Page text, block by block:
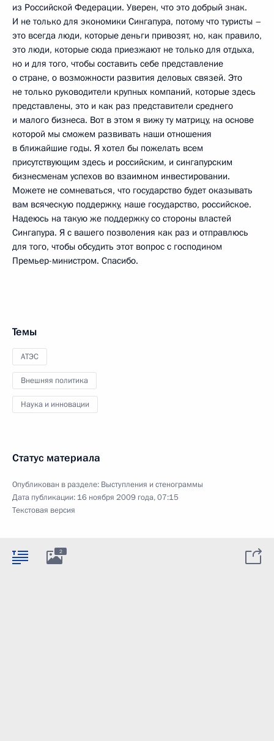
из Российской Федерации. Уверен, что это добрый знак.
И не только для экономики Сингапура, потому что туристы –
это всегда люди, которые деньги привозят, но, как правило,
это люди, которые сюда приезжают не только для отдыха,
но и для того, чтобы составить себе представление
о стране, о возможности развития деловых связей. Это
не только руководители крупных компаний, которые здесь
представлены, это и как раз представители среднего
и малого бизнеса. Вот в этом я вижу ту матрицу, на основе
которой мы сможем развивать наши отношения
в ближайшие годы. Я хотел бы пожелать всем
присутствующим здесь и российским, и сингапурским
бизнесменам успехов во взаимном инвестировании.
Можете не сомневаться, что государство будет оказывать
вам всяческую поддержку, наше государство, российское.
Надеюсь на такую же поддержку со стороны властей
Сингапура. Я с вашего позволения как раз и отправлюсь
для того, чтобы обсудить этот вопрос с господином
Премьер-министром. Спасибо.
Темы
АТЭС
Внешняя политика
Наука и инновации
Статус материала
Опубликован в разделе: Выступления и стенограммы
Дата публикации: 16 ноября 2009 года, 07:15
Текстовая версия
2